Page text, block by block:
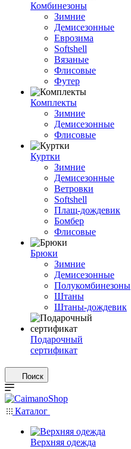
Комбинезоны
Зимние
Демисезонные
Еврозима
Softshell
Вязаные
Флисовые
Футер
Комплекты
Зимние
Демисезонные
Флисовые
Куртки
Зимние
Демисезонные
Ветровки
Softshell
Плащ-дождевик
Бомбер
Флисовые
Брюки
Зимние
Демисезонные
Полукомбинезоны
Штаны
Штаны-дождевик
Подарочный
сертификат
Поиск
Каталог
Верхняя одежда